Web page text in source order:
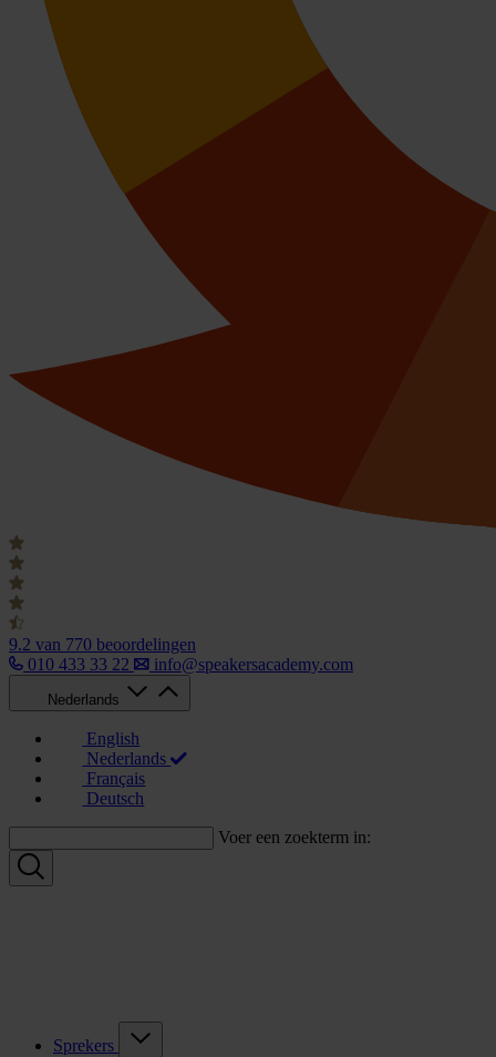
9.2 van 770 beoordelingen
010 433 33 22
info@speakersacademy.com
Nederlands
English
Nederlands
Français
Deutsch
Voer een zoekterm in:
Sprekers